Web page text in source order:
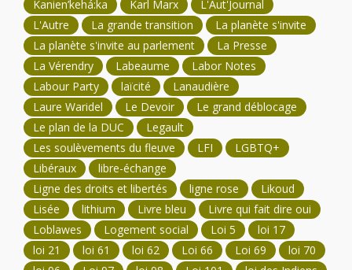
Kanien’kehá:ka Karl Marx
L'Aut'Journal
L'Autre
La grande transition
La planète s'invite
La planète s'invite au parlement
La Presse
La Vérendry
Labeaume
Labor Notes
Labour Party
laïcité
Lanaudière
Laure Waridel
Le Devoir
Le grand déblocage
Le plan de la DUC
Legault
Les soulèvements du fleuve
LFI
LGBTQ+
Libéraux
libre-échange
Ligne des droits et libertés
ligne rose
Likoud
Lisée
lithium Livre bleu
Livre qui fait dire oui
Loblawes
Logement social Loi 5
loi 17
loi 21
loi 61 loi 62 Loi 66 Loi 69
loi 70